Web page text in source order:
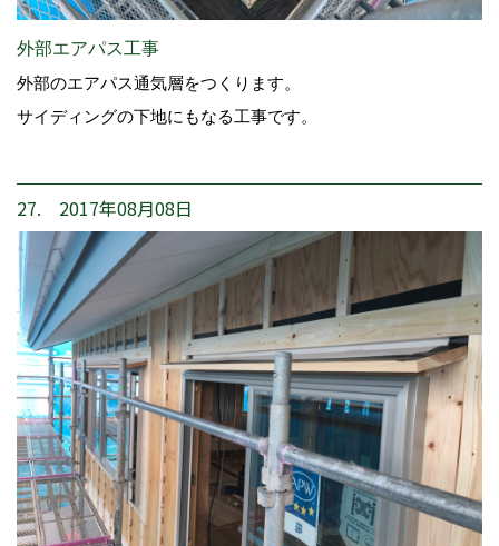
外部エアパス工事
外部のエアパス通気層をつくります。
サイディングの下地にもなる工事です。
27. 2017年08月08日